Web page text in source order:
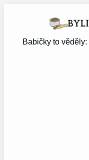
Babičky to